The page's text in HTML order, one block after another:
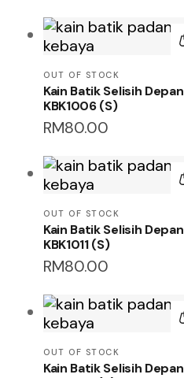
OUT OF STOCK
Kain Batik Selisih Depan
KBK1006 (S)
RM80.00
OUT OF STOCK
Kain Batik Selisih Depan
KBK1011 (S)
RM80.00
OUT OF STOCK
Kain Batik Selisih Depan